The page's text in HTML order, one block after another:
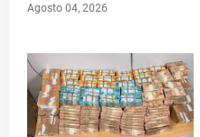
Agosto 04, 2026